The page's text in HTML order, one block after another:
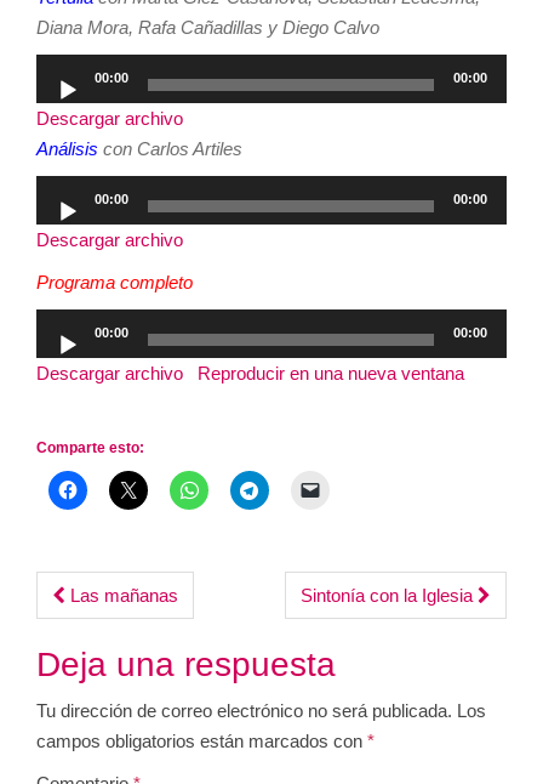
Diana Mora, Rafa Cañadillas y Diego Calvo
Reproductor
de
audio
00:00 00:00
Descargar archivo
Análisis con Carlos Artiles
Reproductor
de
audio
00:00 00:00
Descargar archivo
Programa completo
Reproductor
de
audio
00:00 00:00
Descargar archivo Reproducir en una nueva ventana
Comparte esto:
Post
navigation
Las mañanas Sintonía con la Iglesia
Deja una respuesta
Tu dirección de correo electrónico no será publicada. Los
campos obligatorios están marcados con *